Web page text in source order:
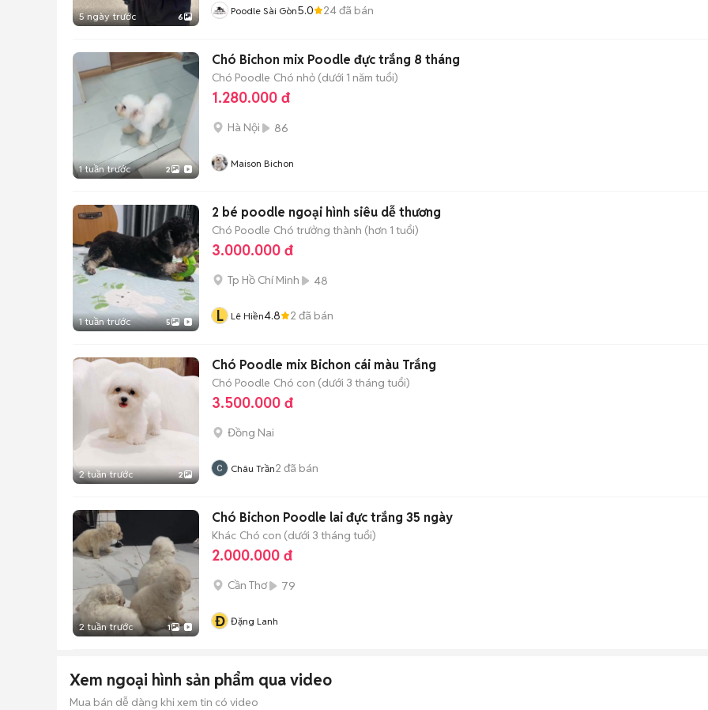
5 ngày trước 6 Poodle Sài Gòn5.0 24đã bán
1 tuần trước 2
Chó Bichon mix Poodle đực trắng 8 tháng
Chó Poodle Chó nhỏ (dưới 1 năm tuổi)
1.280.000 đ
Hà Nội 86
Maison Bichon
1 tuần trước 5
2 bé poodle ngoại hình siêu dễ thương
Chó Poodle Chó trưởng thành (hơn 1 tuổi)
3.000.000 đ
Tp Hồ Chí Minh 48
L Lê Hiền4.8 2 đã bán
2 tuần trước 2
Chó Poodle mix Bichon cái màu Trắng
Chó Poodle Chó con (dưới 3 tháng tuổi)
3.500.000 đ
Đồng Nai
Châu Trần2 đã bán
2 tuần trước 1
Chó Bichon Poodle lai đực trắng 35 ngày
Khác Chó con (dưới 3 tháng tuổi)
2.000.000 đ
Cần Thơ 79
Đ Đặng Lanh
Xem ngoại hình sản phẩm qua video
Mua bán dễ dàng khi xem tin có video